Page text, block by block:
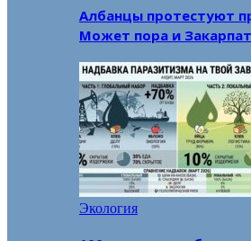
Албанцы протестуют
Может пора и
Экология